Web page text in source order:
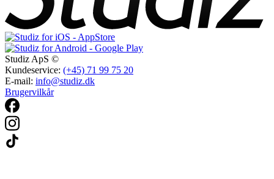
Studiz ApS ©
Kundeservice: (+45) 71 99 75 20
E-mail: info@studiz.dk
Brugervilkår